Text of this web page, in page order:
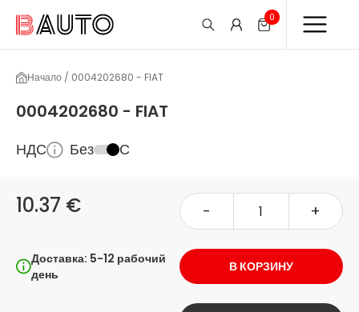
0
Начало / 0004202680 - FIAT
0004202680 - FIAT
НДС Без С
10.37 € - +
Доставка: 5-12 рабочий
день
В КОРЗИНУ